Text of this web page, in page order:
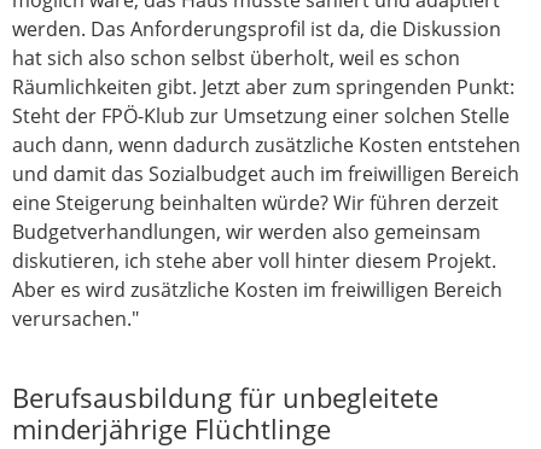
werden. Das Anforderungsprofil ist da, die Diskussion
hat sich also schon selbst überholt, weil es schon
Räumlichkeiten gibt. Jetzt aber zum springenden Punkt:
Steht der FPÖ-Klub zur Umsetzung einer solchen Stelle
auch dann, wenn dadurch zusätzliche Kosten entstehen
und damit das Sozialbudget auch im freiwilligen Bereich
eine Steigerung beinhalten würde? Wir führen derzeit
Budgetverhandlungen, wir werden also gemeinsam
diskutieren, ich stehe aber voll hinter diesem Projekt.
Aber es wird zusätzliche Kosten im freiwilligen Bereich
verursachen."
Berufsausbildung für unbegleitete
minderjährige Flüchtlinge